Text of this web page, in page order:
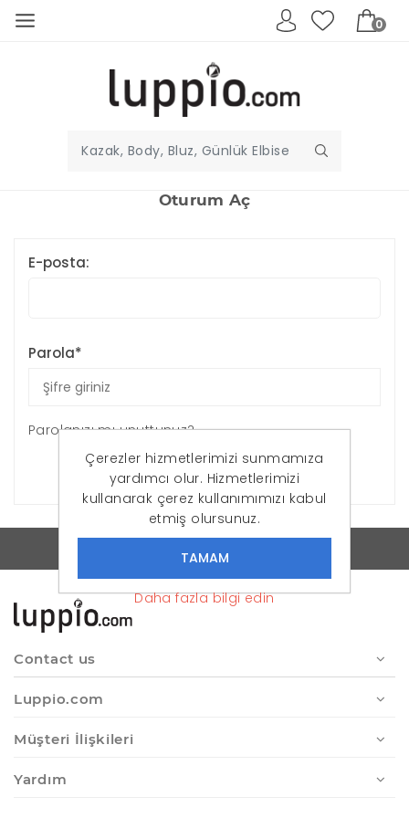
0
Oturum Aç
E-posta:
Parola*
Parolanızı mı unuttunuz?
OTURUM AÇ
Luppio - Online Moda'ya Yeni Soluk
Contact us
Luppio.com
Müşteri İlişkileri
Yardım
Çerezler hizmetlerimizi sunmamıza
yardımcı olur. Hizmetlerimizi
kullanarak çerez kullanımımızı kabul
etmiş olursunuz.
Daha fazla bilgi edin